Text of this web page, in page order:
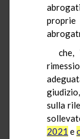
proprie
che,
sulla
2021 e